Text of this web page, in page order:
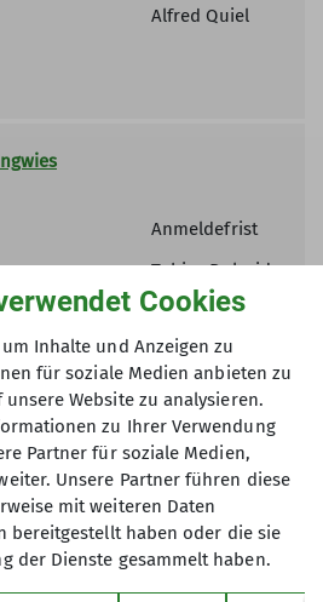
Alfred Quiel
Anmeldefrist
Tobias Rukwid
Cookies
Inhalte und Anzeigen zu
für soziale Medien anbieten zu
Website zu analysieren.
zu Ihrer Verwendung
Partner für soziale Medien,
Unsere Partner führen diese
mit weiteren Daten
bereitgestellt haben oder die sie
der Dienste gesammelt haben.